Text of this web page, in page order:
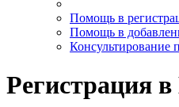
Помощь в
Помощь в
Консультирование
Регистрация